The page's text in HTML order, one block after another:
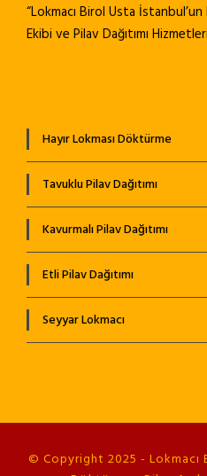
“Lokmacı Birol Usta İstanbul’un
Ekibi ve Pilav Dağıtımı
Hayır Lokması Döktürme
Tavuklu Pilav Dağıtımı
Kavurmalı Pilav Dağıtımı
Etli Pilav Dağıtımı
Seyyar Lokmacı
© Copyright 2025 - Lokmacı